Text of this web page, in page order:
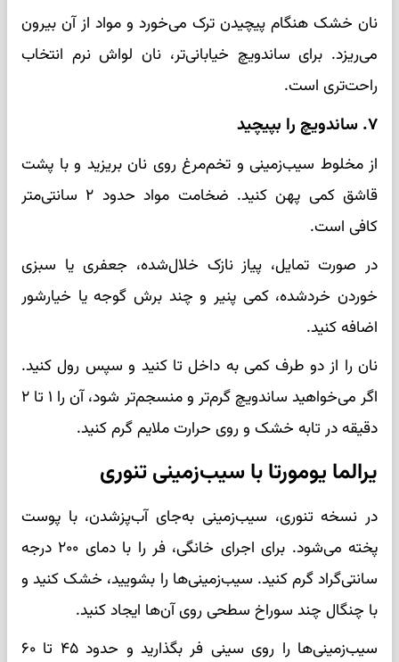
نان خشک هنگام پیچیدن ترک می‌خورد و مواد از آن بیرون
می‌ریزد. برای ساندویچ خیابانی‌تر، نان لواش نرم انتخاب
راحت‌تری است.
۷. ساندویچ را بپیچید
از مخلوط سیب‌زمینی و تخم‌مرغ روی نان بریزید و با پشت
قاشق کمی پهن کنید. ضخامت مواد حدود ۲ سانتی‌متر
کافی است.
در صورت تمایل، پیاز نازک خلال‌شده، جعفری یا سبزی
خوردن خردشده، کمی پنیر و چند برش گوجه یا خیارشور
اضافه کنید.
نان را از دو طرف کمی به داخل تا کنید و سپس رول کنید.
اگر می‌خواهید ساندویچ گرم‌تر و منسجم‌تر شود، آن را ۱ تا ۲
دقیقه در تابه خشک و روی حرارت ملایم گرم کنید.
یرالما یومورتا با سیب‌زمینی تنوری
در نسخه تنوری، سیب‌زمینی به‌جای آب‌پزشدن، با پوست
پخته می‌شود. برای اجرای خانگی، فر را با دمای ۲۰۰ درجه
سانتی‌گراد گرم کنید. سیب‌زمینی‌ها را بشویید، خشک کنید و
با چنگال چند سوراخ سطحی روی آن‌ها ایجاد کنید.
سیب‌زمینی‌ها را روی سینی فر بگذارید و حدود ۴۵ تا ۶۰